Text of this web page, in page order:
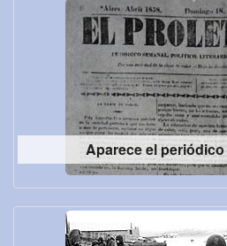
Aparece el